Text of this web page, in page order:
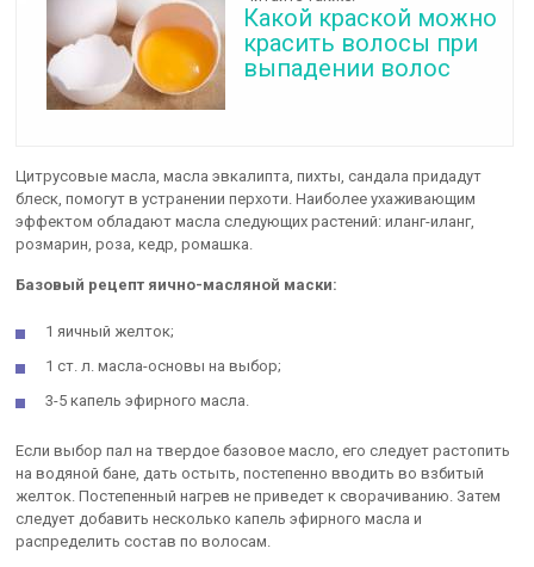
Какой краской можно
красить волосы при
выпадении волос
Цитрусовые масла, масла эвкалипта, пихты, сандала придадут
блеск, помогут в устранении перхоти. Наиболее ухаживающим
эффектом обладают масла следующих растений: иланг-иланг,
розмарин, роза, кедр, ромашка.
Базовый рецепт яично-масляной маски:
1 яичный желток;
1 ст. л. масла-основы на выбор;
3-5 капель эфирного масла.
Если выбор пал на твердое базовое масло, его следует растопить
на водяной бане, дать остыть, постепенно вводить во взбитый
желток. Постепенный нагрев не приведет к сворачиванию. Затем
следует добавить несколько капель эфирного масла и
распределить состав по волосам.